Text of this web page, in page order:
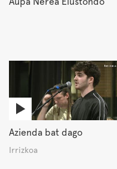
Azienda bat dago
Irrizkoa